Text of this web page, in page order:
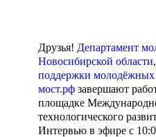
Друзья! Департамент
Новосибирской области,
поддержки
мост.рф завершают
площадке
технологического
Интервью в эфире с